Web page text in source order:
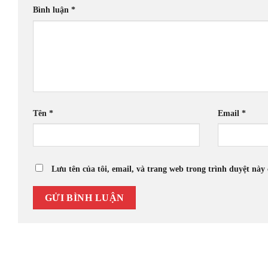
Bình luận *
Tên * Email*
Lưu tên của tôi, email, và trang web trong trình duyệt